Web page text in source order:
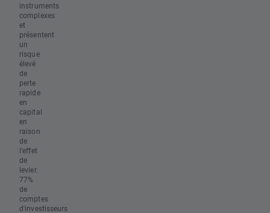
instruments
complexes
et
présentent
un
risque
élevé
de
perte
rapide
en
capital
en
raison
de
l'effet
de
levier.
77%
de
comptes
d'investisseurs